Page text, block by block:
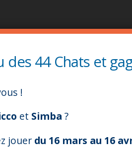
το
περιεχόμενο
des 44 Chats et
!
et Simba ?
jouer du 16 mars au 16